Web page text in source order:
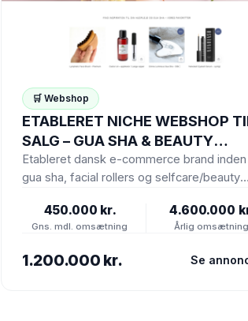
🛒 Webshop
ETABLERET NICHE WEBSHOP
SALG – GUA SHA & BEAUTY
(ASSET DEAL)
Etableret dansk e-commerce brand
gua sha, facial rollers og selfcare/beauty
450.000 kr.
Gns. mdl. omsætning
4.600.000
Årlig omsætning
1.200.000 kr. Se